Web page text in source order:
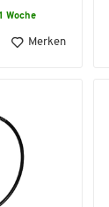
Woche
Merken